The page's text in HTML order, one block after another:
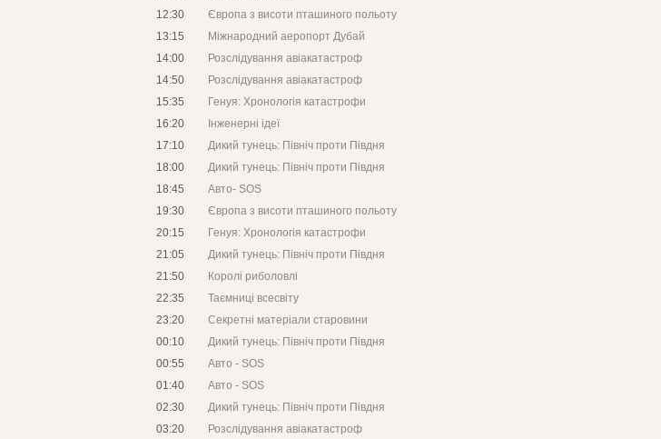
12:30
Європа з висоти пташиного польоту
13:15
Міжнародний аеропорт Дубай
14:00
Розслідування авіакатастроф
14:50
Розслідування авіакатастроф
15:35
Генуя: Хронологія катастрофи
16:20
Інженерні ідеї
17:10
Дикий тунець: Північ проти Півдня
18:00
Дикий тунець: Північ проти Півдня
18:45
Авто- SOS
19:30
Європа з висоти пташиного польоту
20:15
Генуя: Хронологія катастрофи
21:05
Дикий тунець: Північ проти Півдня
21:50
Королі риболовлі
22:35
Таємниці всесвіту
23:20
Секретні матеріали старовини
00:10
Дикий тунець: Північ проти Півдня
00:55
Авто - SOS
01:40
Авто - SOS
02:30
Дикий тунець: Північ проти Півдня
03:20
Розслідування авіакатастроф